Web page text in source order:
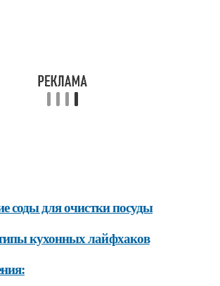
соды для очистки посуды
кухонных лайфхаков